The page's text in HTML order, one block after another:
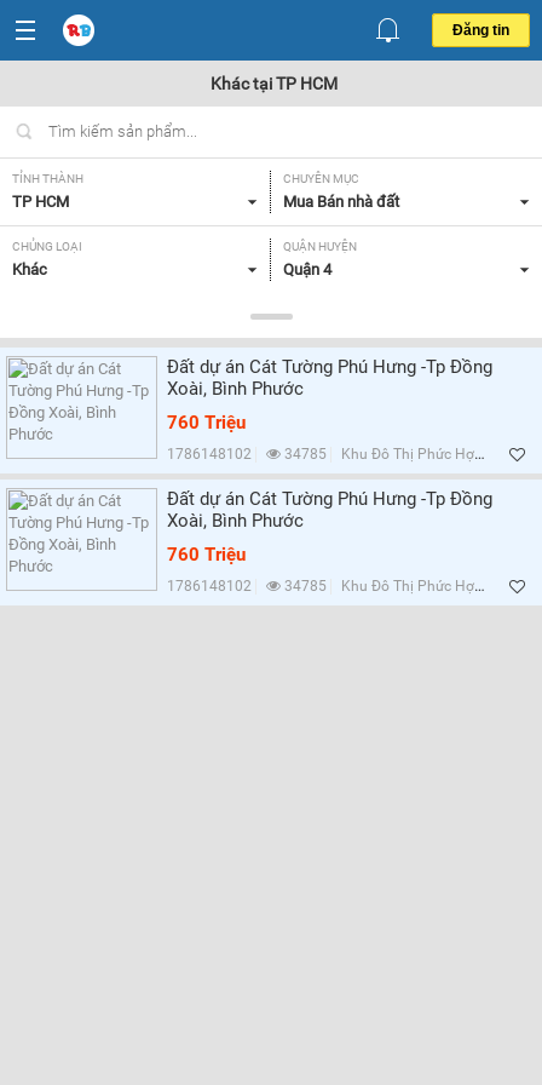
Đăng tin
Khác tại TP HCM
TỈNH THÀNH
TP HCM
CHUYÊN MỤC
Mua Bán nhà đất
CHỦNG LOẠI
Khác
QUẬN HUYỆN
Quận 4
Tất cả
MỨC GIÁ
Tất cả
HƯỚNG
Tất cả
GIẤY TỜ PHÁP LÝ
Lọc
Đất dự án Cát Tường Phú Hưng -Tp Đồng
Xoài, Bình Phước
760 Triệu
1786148102 34785 Khu Đô Thị Phức Hợp Cát Tường Phú Hưng, Bình Phước
Đất dự án Cát Tường Phú Hưng -Tp Đồng
Xoài, Bình Phước
760 Triệu
1786148102 34785 Khu Đô Thị Phức Hợp Cát Tường Phú Hưng, Bình Phước